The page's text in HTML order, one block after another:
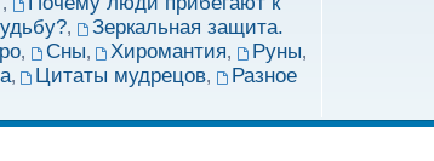
,
Зеркальная защита.
, Сны, Хиромантия, Руны,
, Цитаты мудрецов,
Разное